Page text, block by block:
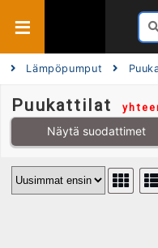
Lämpöpumput
Puukattilat
Näytä suodattimet